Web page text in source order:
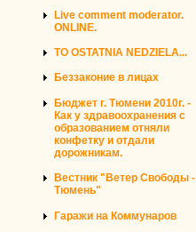
Live comment moderator.
ONLINE.
TO OSTATNIA NEDZIELA...
Беззаконие в лицах
Бюджет г. Тюмени 2010г. -
Как у здравоохранения с
образованием отняли
конфетку и отдали
дорожникам.
Вестник "Ветер Свободы -
Тюмень"
Гаражи на Коммунаров